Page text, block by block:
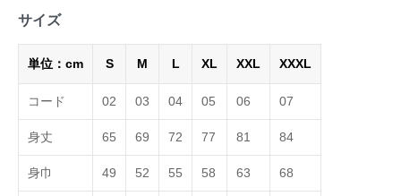
サイズ
単位：cm S M L XL XXL XXXL
コード 02 03 04 05 06 07
身丈 65 69 72 77 81 84
身巾 49 52 55 58 63 68